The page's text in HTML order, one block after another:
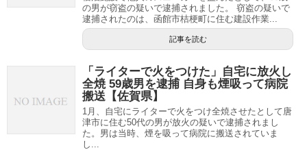
の男が窃盗の疑いで逮捕されました。 窃盗の疑いで
逮捕されたのは、函館市桔梗町に住む建設作業...
記事を読む
「ライターで火をつけた」自宅に放火し
全焼 59歳男を逮捕 自身も煙吸って病院
搬送【佐賀県】
1月、自宅にライターで火をつけ全焼させたとして唐
津市に住む50代の男が放火の疑いで逮捕されまし
た。男は当時、煙を吸って病院に搬送されていま
し...